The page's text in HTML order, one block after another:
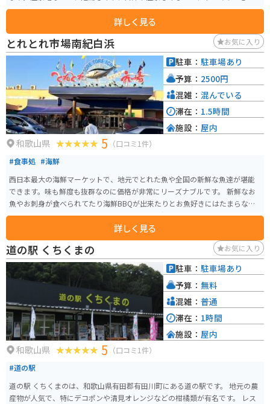
す。海の近くなので、とれとれ市場で新鮮な海産物が食べられます。
詳しく見る
とれとれ市場南紀白浜 お気に入り
和歌山県 5 （口コミ1件）
#食事処 #海鮮
西日本最大の海鮮マーケットで、地元でとれた魚や全国の新鮮な魚達が堪能
できます。味も鮮度も抜群なのに価格が非常にリーズナブルです。 新鮮なお
魚やお刺身が食べられてたり海鮮BBQが出来たりとお魚好きにはたまらない
スポットになっています。お土産コーナーでは新鮮なお魚達を買って帰るこ
とが出来るので、家でも新鮮なお魚の味を楽しむことが出来ます。
詳しく見る
駐車： 駐車場あり
予算： 2500円
混雑： 混んでいる
滞在： 1.5時間
施設： 屋内
道の駅 くちくまの お気に入り
和歌山県 5 （口コミ1件）
#道の駅
道の駅 くちくまのは、和歌山県有田郡有田川町にある道の駅です。 地元の農
産物が人気で、特にデコポンや清見オレンジなどの柑橘類が有名です。 レス
駐車： 駐車場あり
予算： 無料
混雑： 普通
滞在： 1時間
施設： 屋内